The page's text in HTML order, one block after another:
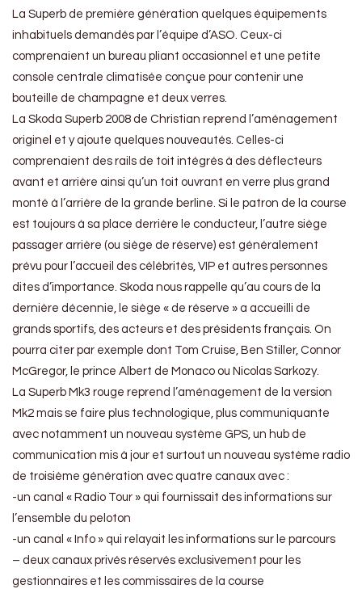
La Superb de première génération quelques équipements
inhabituels demandés par l’équipe d’ASO. Ceux-ci
comprenaient un bureau pliant occasionnel et une petite
console centrale climatisée conçue pour contenir une
bouteille de champagne et deux verres.
La Skoda Superb 2008 de Christian reprend l’aménagement
originel et y ajoute quelques nouveautés. Celles-ci
comprenaient des rails de toit intégrés à des déflecteurs
avant et arrière ainsi qu’un toit ouvrant en verre plus grand
monté à l’arrière de la grande berline. Si le patron de la course
est toujours à sa place derrière le conducteur, l’autre siège
passager arrière (ou siège de réserve) est généralement
prévu pour l’accueil des célébrités, VIP et autres personnes
dites d’importance. Skoda nous rappelle qu’au cours de la
dernière décennie, le siège « de réserve » a accueilli de
grands sportifs, des acteurs et des présidents français. On
pourra citer par exemple dont Tom Cruise, Ben Stiller, Connor
McGregor, le prince Albert de Monaco ou Nicolas Sarkozy.
La Superb Mk3 rouge reprend l’aménagement de la version
Mk2 mais se faire plus technologique, plus communiquante
avec notamment un nouveau système GPS, un hub de
communication mis à jour et surtout un nouveau système radio
de troisième génération avec quatre canaux avec :
-un canal « Radio Tour » qui fournissait des informations sur
l’ensemble du peloton
-un canal « Info » qui relayait les informations sur le parcours
– deux canaux privés réservés exclusivement pour les
gestionnaires et les commissaires de la course